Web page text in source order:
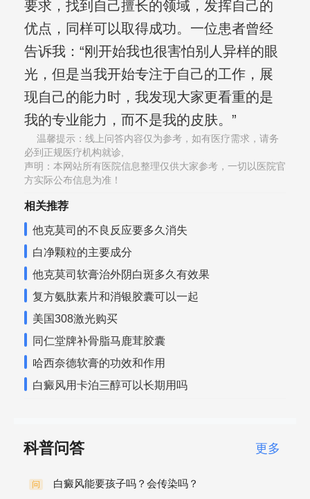
要求，找到自己擅长的领域，发挥自己的
优点，同样可以取得成功。一位患者曾经
告诉我：“刚开始我也很害怕别人异样的眼
光，但是当我开始专注于自己的工作，展
现自己的能力时，我发现大家更看重的是
我的专业能力，而不是我的皮肤。”
温馨提示：线上问答内容仅为参考，如有医疗需求，请务
必到正规医疗机构就诊,
声明：本网站所有医院信息整理仅供大家参考，一切以医院官
方实际公布信息为准！
相关推荐
他克莫司的不良反应要多久消失
白净颗粒的主要成分
他克莫司软膏治外阴白斑多久有效果
复方氨肽素片和消银胶囊可以一起
美国308激光购买
同仁堂牌补骨脂马鹿茸胶囊
哈西奈德软膏的功效和作用
白癜风用卡泊三醇可以长期用吗
科普问答 更多
问 白癜风能要孩子吗？会传染吗？